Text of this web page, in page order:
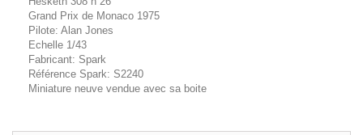
Grand Prix de Monaco 1975
Pilote: Alan Jones
Echelle 1/43
Fabricant: Spark
Référence Spark: S2240
Miniature neuve vendue avec sa boite